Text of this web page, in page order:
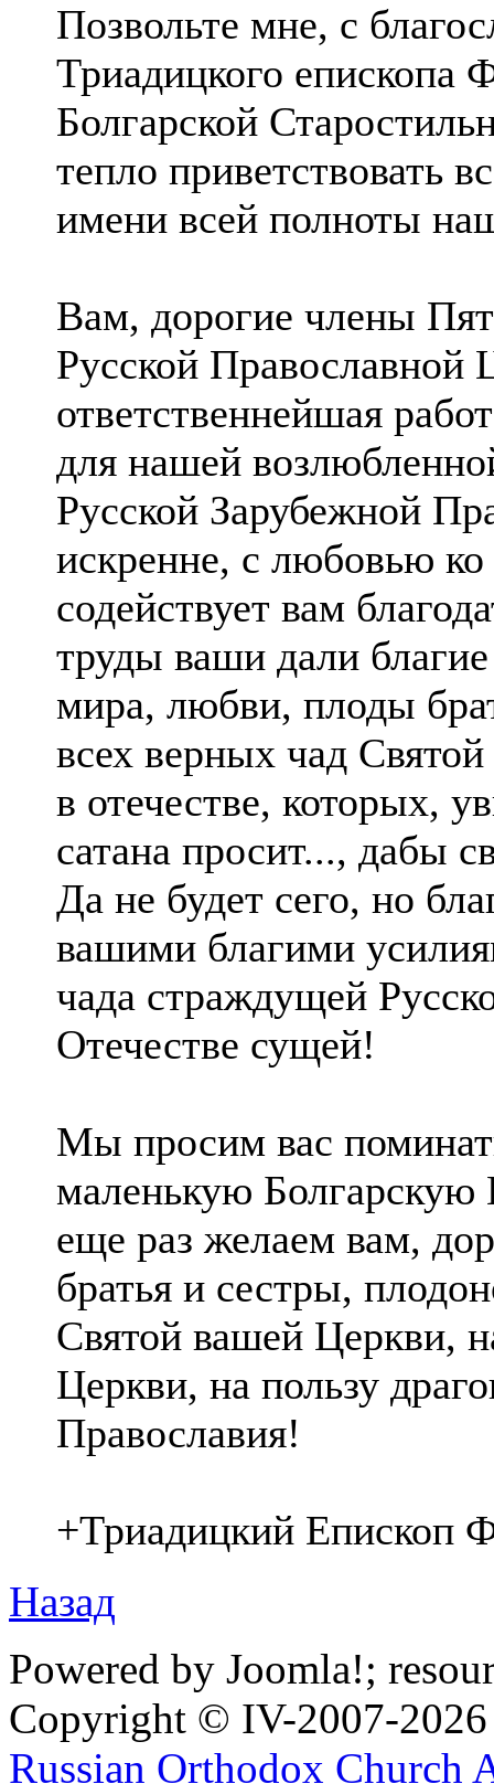
Позвольте мне, с
Триадицкого епископа
Болгарской
тепло приветствовать
имени всей полноты
Вам, дорогие члены
Русской Православной
ответственнейшая
для нашей
Русской Зарубежной
искренне, с любовью
содействует вам
труды ваши дали
мира, любви, плоды
всех верных чад
в отечестве, которых,
сатана просит..., дабы
Да не будет сего, но
вашими благими
чада страждущей
Отечестве сущей!
Мы просим вас
маленькую Болгарскую
еще раз желаем вам,
братья и сестры,
Святой вашей Церкви,
Церкви, на пользу
Православия!
+Триадицкий Епископ
Назад
Powered by Joomla!;
Copyright © IV-2007-2026
Russian Orthodox Church